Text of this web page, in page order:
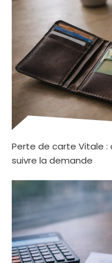
Perte de carte Vitale
suivre la demande